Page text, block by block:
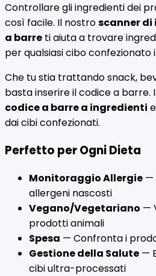
Controllare gli ingredienti dei
così facile. Il nostroscanner
a barre ti aiuta a trovare
per qualsiasi cibo confezionato
Che tu stia trattando snack,
basta inserire il codice a
codice a barre a ingredienti
dai cibi confezionati.
Perfetto per Ogni Dieta
Monitoraggio Allergie —
allergeni nascosti
Vegano/Vegetariano —
prodotti animali
Spesa — Confronta i
Gestione della Salute —
cibi ultra-processati